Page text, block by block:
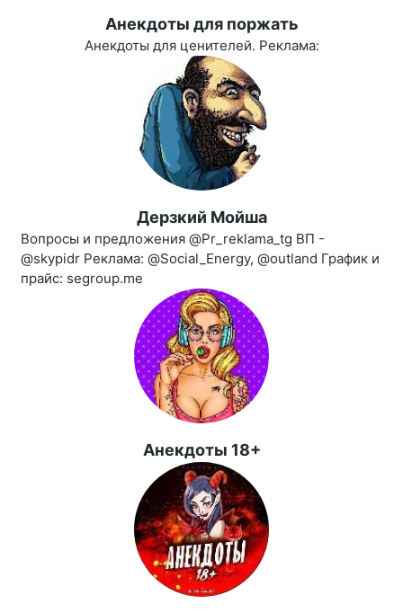
Aнекдоты для поржать
Анекдоты для ценителей. Реклама:
Дерзкий Мойша
Вопросы и предложения @Pr_reklama_tg ВП -
@skypidr Реклама: @Social_Energy, @outland График и
прайс: segroup.me
Анекдоты 18+